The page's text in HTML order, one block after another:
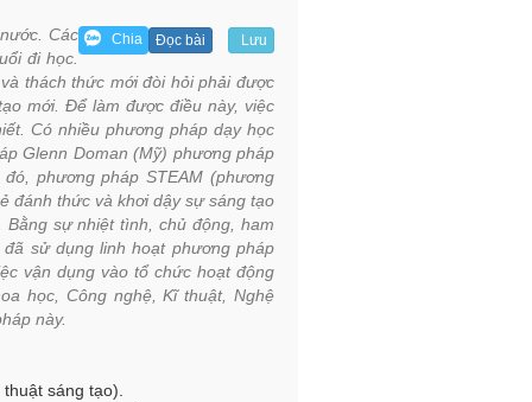
Chia Đọc bài Lưu
Các
đi học.
thách thức mới đòi hỏi phải được
mới. Để làm được điều này, việc
Có nhiều phương pháp dạy học
Glenn Doman (Mỹ) phương pháp
phương pháp STEAM (phương
đánh thức và khơi dậy sự sáng tạo
sự nhiệt tình, chủ động, ham
sử dụng linh hoạt phương pháp
vận dụng vào tổ chức hoạt động
học, Công nghệ, Kĩ thuật, Nghệ
này.
sáng tạo).